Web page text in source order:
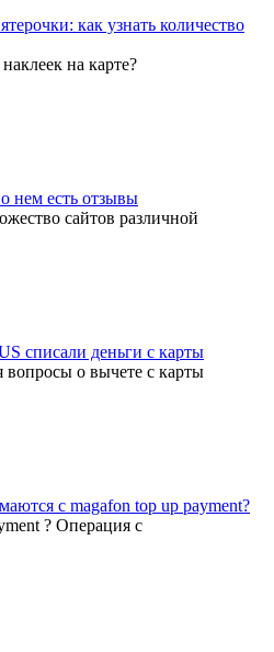
как узнать количество
на карте?
нем есть отзывы
сайтов различной
списали деньги с карты
вопросы о вычете с карты
с magafon top up payment?
? Операция с